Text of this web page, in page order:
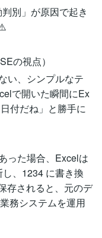
別」が原因で起き
の視点）
い、シンプルなテ
で開いた瞬間にEx
付だね」と勝手に
った場合、Excelは
し、1234 に書き換
存されると、元のデ
務システムを運用